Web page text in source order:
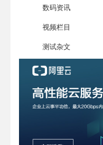
数码资讯
视频栏目
测试杂文